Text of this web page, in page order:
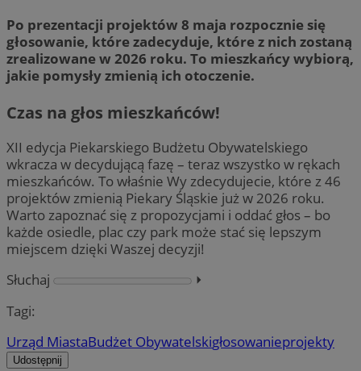
Po prezentacji projektów 8 maja rozpocznie się
głosowanie, które zadecyduje, które z nich zostaną
zrealizowane w 2026 roku. To mieszkańcy wybiorą,
jakie pomysły zmienią ich otoczenie.
Czas na głos mieszkańców!
XII edycja Piekarskiego Budżetu Obywatelskiego
wkracza w decydującą fazę – teraz wszystko w rękach
mieszkańców. To właśnie Wy zdecydujecie, które z 46
projektów zmienią Piekary Śląskie już w 2026 roku.
Warto zapoznać się z propozycjami i oddać głos – bo
każde osiedle, plac czy park może stać się lepszym
miejscem dzięki Waszej decyzji!
Słuchaj
⏵︎
Tagi:
Urząd MiastaBudżet Obywatelskigłosowanieprojekty
Udostępnij